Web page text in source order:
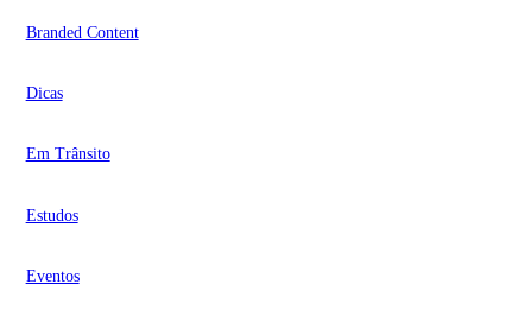
Branded Content
Dicas
Em Trânsito
Estudos
Eventos